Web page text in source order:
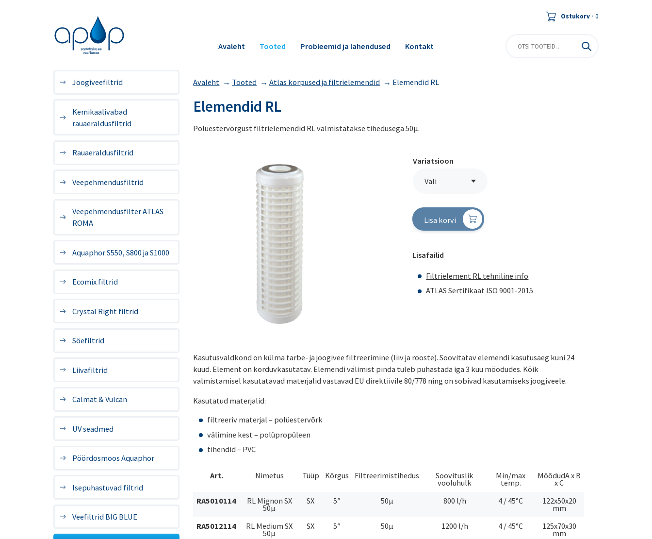
Ostukorv · 0
Avaleht Tooted Probleemid ja lahendused Kontakt
Joogiveefiltrid
Kemikaalivabad
rauaeraldusfiltrid
Rauaeraldusfiltrid
Veepehmendusfiltrid
Veepehmendusfilter ATLAS
ROMA
Aquaphor S550, S800 ja S1000
Ecomix filtrid
Crystal Right filtrid
Söefiltrid
Liivafiltrid
Calmat & Vulcan
UV seadmed
Pöördosmoos Aquaphor
Isepuhastuvad filtrid
Veefiltrid BIG BLUE
Avaleht → Tooted →Atlas korpused ja filtrielemendid → Elemendid RL
Elemendid RL
Polüestervõrgust filtrielemendid RL valmistatakse tihedusega 50µ.
Variatsioon
Vali
Lisa korvi
Lisafailid
Filtrielement RL tehniline info
ATLAS Sertifikaat ISO 9001-2015
Kasutusvaldkond on külma tarbe- ja joogivee filtreerimine (liiv ja rooste). Soovitatav elemendi kasutusaeg kuni 24
kuud. Element on korduvkasutatav. Elemendi välimist pinda tuleb puhastada iga 3 kuu möödudes. Kõik
valmistamisel kasutatavad materjalid vastavad EU direktiivile 80/778 ning on sobivad kasutamiseks joogiveele.
Kasutatud materjalid:
filtreeriv materjal – polüestervõrk
välimine kest – polüpropüleen
tihendid – PVC
Art. Nimetus Tüüp Kõrgus Filtreerimistihedus Soovituslik
vooluhulk
Min/max
temp.
MõõdudA x B
x C
RA5010114
RL Mignon SX
50µ
SX 5″ 50µ 800 l/h 4 / 45°C 122x50x20
mm
RA5012114
RL Medium SX
50µ
SX 5″ 50µ 1200 l/h 4 / 45°C 125x70x30
mm